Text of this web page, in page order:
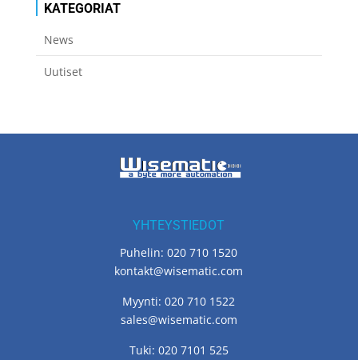
KATEGORIAT
News
Uutiset
YHTEYSTIEDOT
Puhelin: 020 710 1520
kontakt@wisematic.com
Myynti: 020 710 1522
sales@wisematic.com
Tuki: 020 7101 525